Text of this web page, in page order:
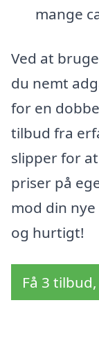
mange
Ved at
du nemt
for en
tilbud fra
slipper for
priser på
mod din
og hurtigt!
Få 3